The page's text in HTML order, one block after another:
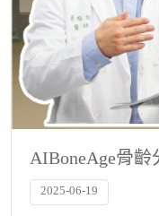
AIBoneAge骨
2025-06-19